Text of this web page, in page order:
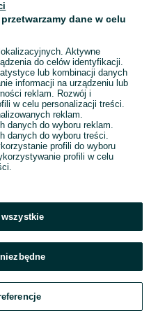
2026
... 33
/ SMS
Czat Konto
dane w celu
Aktywne
do celów identyfikacji.
lub kombinacji danych
informacji na urządzeniu lub
reklam. Rozwój i
w celu personalizacji treści.
reklam.
danych do wyboru reklam.
danych do wyboru treści.
profili do wyboru
profili w celu